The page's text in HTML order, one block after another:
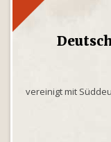
vereinigt mit